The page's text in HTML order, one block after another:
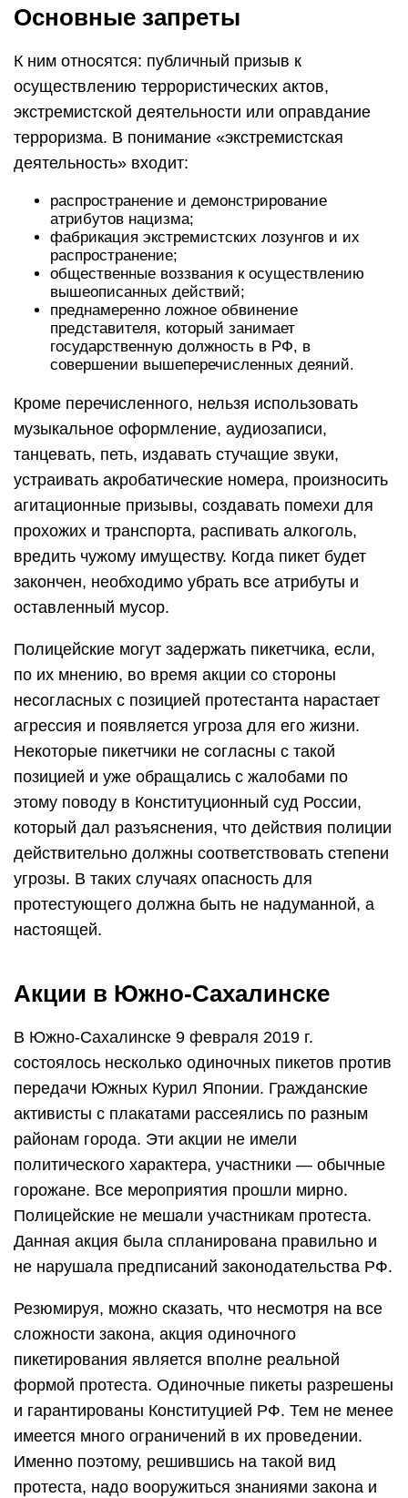
Основные запреты
К ним относятся: публичный призыв к
осуществлению террористических актов,
экстремистской деятельности или оправдание
терроризма. В понимание «экстремистская
деятельность» входит:
распространение и демонстрирование
атрибутов нацизма;
фабрикация экстремистских лозунгов и их
распространение;
общественные воззвания к осуществлению
вышеописанных действий;
преднамеренно ложное обвинение
представителя, который занимает
государственную должность в РФ, в
совершении вышеперечисленных деяний.
Кроме перечисленного, нельзя использовать
музыкальное оформление, аудиозаписи,
танцевать, петь, издавать стучащие звуки,
устраивать акробатические номера, произносить
агитационные призывы, создавать помехи для
прохожих и транспорта, распивать алкоголь,
вредить чужому имуществу. Когда пикет будет
закончен, необходимо убрать все атрибуты и
оставленный мусор.
Полицейские могут задержать пикетчика, если,
по их мнению, во время акции со стороны
несогласных с позицией протестанта нарастает
агрессия и появляется угроза для его жизни.
Некоторые пикетчики не согласны с такой
позицией и уже обращались с жалобами по
этому поводу в Конституционный суд России,
который дал разъяснения, что действия полиции
действительно должны соответствовать степени
угрозы. В таких случаях опасность для
протестующего должна быть не надуманной, а
настоящей.
Акции в Южно-Сахалинске
В Южно-Сахалинске 9 февраля 2019 г.
состоялось несколько одиночных пикетов против
передачи Южных Курил Японии. Гражданские
активисты с плакатами рассеялись по разным
районам города. Эти акции не имели
политического характера, участники — обычные
горожане. Все мероприятия прошли мирно.
Полицейские не мешали участникам протеста.
Данная акция была спланирована правильно и
не нарушала предписаний законодательства РФ.
Резюмируя, можно сказать, что несмотря на все
сложности закона, акция одиночного
пикетирования является вполне реальной
формой протеста. Одиночные пикеты разрешены
и гарантированы Конституцией РФ. Тем не менее
имеется много ограничений в их проведении.
Именно поэтому, решившись на такой вид
протеста, надо вооружиться знаниями закона и